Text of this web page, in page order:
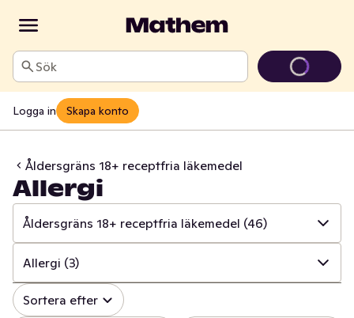
Sök
Logga in Skapa konto
Åldersgräns 18+ receptfria läkemedel
Allergi
Åldersgräns 18+ receptfria läkemedel (46)
✓ Alla (845)
✓ Mun och tänder
Allergi (3)
✓ Alla (46)
Sortera efter